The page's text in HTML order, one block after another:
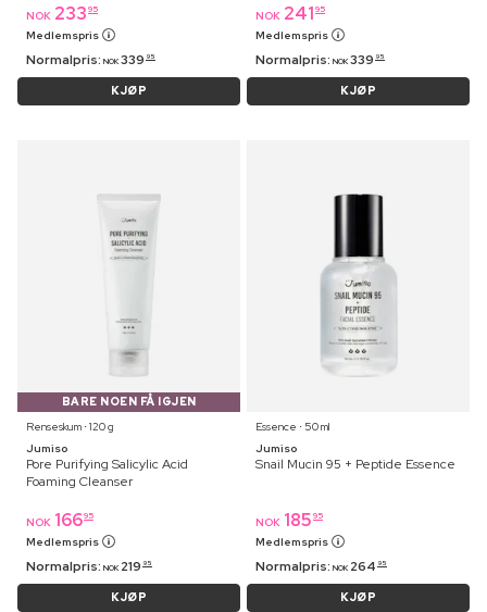
NOK 233 95
Medlemspris
Normalpris: NOK 339 95
KJØP
NOK 241 95
Medlemspris
Normalpris: NOK 339 95
KJØP
BARE NOEN FÅ IGJEN
Renseskum ⋅ 120 g
Jumiso
Pore Purifying Salicylic Acid
Foaming Cleanser
NOK 16695
Medlemspris
Normalpris: NOK 219 95
KJØP
Essence ⋅ 50 ml
Jumiso
Snail Mucin 95 + Peptide Essence
NOK 185 95
Medlemspris
Normalpris: NOK 264 95
KJØP